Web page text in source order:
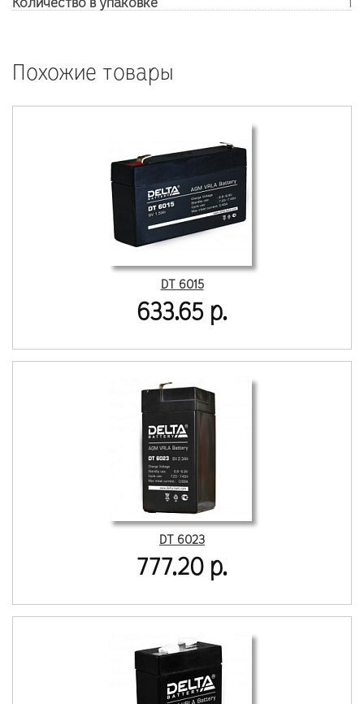
Количество в упаковке
1
Похожие товары
DT 6015
633.65 р.
DT 6023
777.20 р.